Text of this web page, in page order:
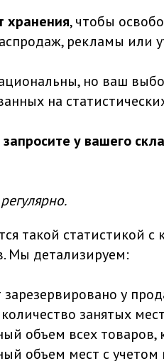
хранения, чтобы
рекламы или
но ваш
на
у вашего
такой статистикой с
Мы детализируем:
у
занятых
объем всех
объем мест с учетом